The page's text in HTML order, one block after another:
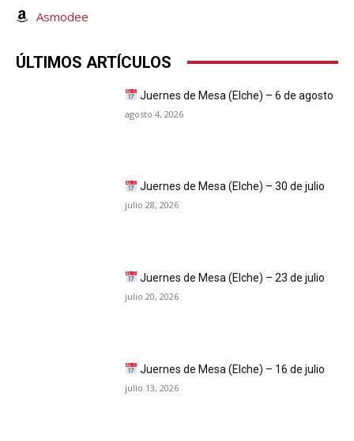
Asmodee
ÚLTIMOS ARTÍCULOS
Juernes de Mesa (Elche) – 6 de agosto
agosto 4, 2026
Juernes de Mesa (Elche) – 30 de julio
julio 28, 2026
Juernes de Mesa (Elche) – 23 de julio
julio 20, 2026
Juernes de Mesa (Elche) – 16 de julio
julio 13, 2026